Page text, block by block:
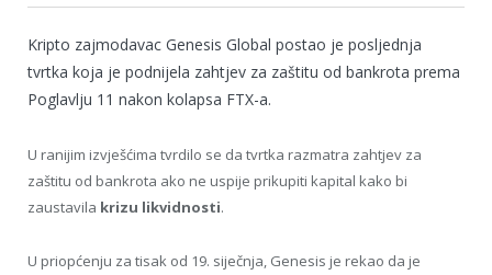
Kripto zajmodavac Genesis Global postao je posljednja
tvrtka koja je podnijela zahtjev za zaštitu od bankrota prema
Poglavlju 11 nakon kolapsa FTX-a.
U ranijim izvješćima tvrdilo se da tvrtka razmatra zahtjev za
zaštitu od bankrota ako ne uspije prikupiti kapital kako bi
zaustavila krizu likvidnosti.
U priopćenju za tisak od 19. siječnja, Genesis je rekao da je